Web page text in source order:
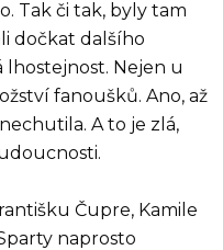
Tak či tak, byly tam
dočkat dalšího
lhostejnost. Nejen u
fanoušků. Ano, až
A to je zlá,
Čupre, Kamile
naprosto